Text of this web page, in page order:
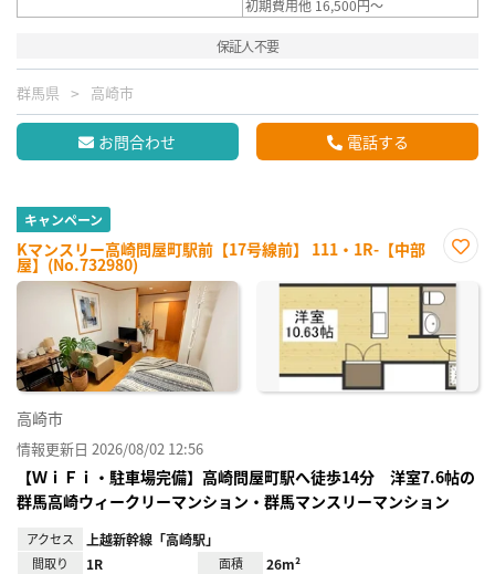
初期費用他 16,500円～
保証人不要
群馬県 高崎市
お問合わせ 電話する
キャンペーン
Kマンスリー高崎問屋町駅前【17号線前】 111・1R-【中部
屋】(No.732980)
に入
り登
高崎市
情報更新日 2026/08/02 12:56
【ＷｉＦｉ・駐車場完備】高崎問屋町駅へ徒歩14分 洋室7.6帖の
群馬高崎ウィークリーマンション・群馬マンスリーマンション
アクセス 上越新幹線「高崎駅」
間取り 1R 面積 26m²